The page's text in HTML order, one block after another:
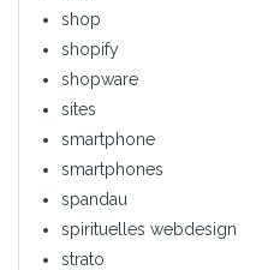
shop
shopify
shopware
sites
smartphone
smartphones
spandau
spirituelles webdesign
strato